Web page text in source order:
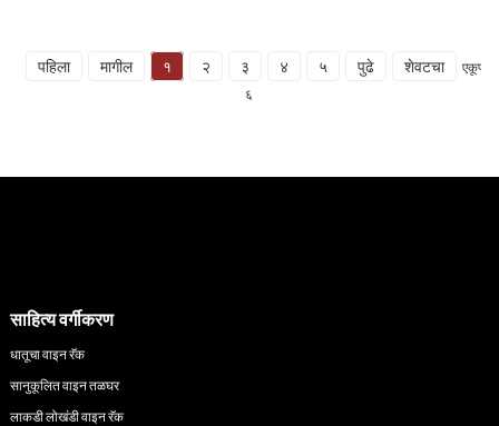
पहिला मागील १ २ ३ ४ ५ पुढे शेवटचा
एकूण
६
साहित्य वर्गीकरण
धातूचा वाइन रॅक
सानुकूलित वाइन तळघर
लाकडी लोखंडी वाइन रॅक